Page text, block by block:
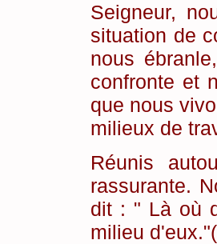
Seigneur,
situation de
nous
confronte et
que nous
milieux de
Réunis
rassurante.
dit : " Là où
milieu